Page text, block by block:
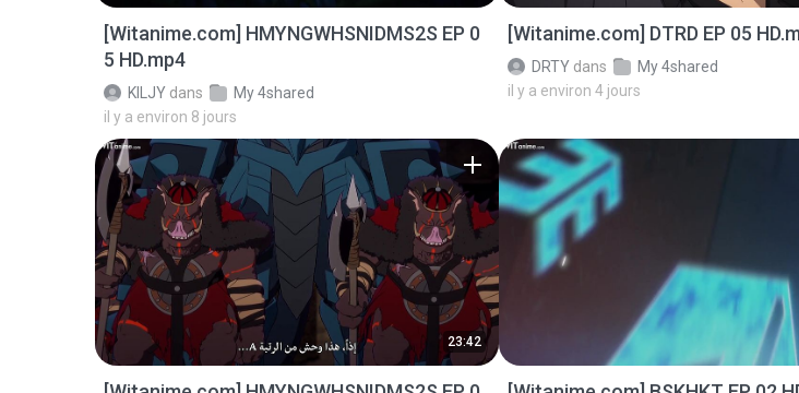
[Witanime.com] HMYNGWHSNIDMS2S EP 0
5 HD.mp4
KILJY dans
My 4shared
il y a environ 8 jours
[Witanime.com] DTRD EP 05
DRTY dans
My 4shared
il y a environ 4 jours
23:42